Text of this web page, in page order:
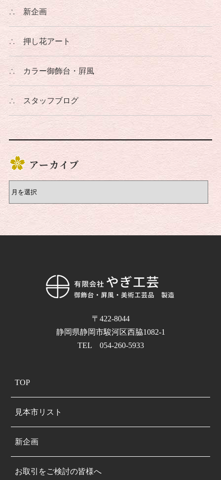
∴ 新企画
∴ 押し花アート
∴ カラー御飾台・屛風
∴ スタッフブログ
アーカイブ
〒422-8044
静岡県静岡市駿河区西脇1082-1
TEL 054-260-5933
TOP
見本市リスト
新企画
お取引をご検討の皆様へ